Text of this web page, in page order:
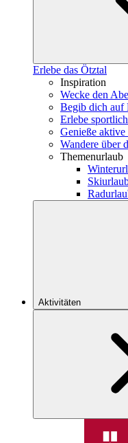
Erlebe das Ötztal
Inspiration
Wecke den
Begib dich auf
Erlebe
Genieße
Wandere über
Themenurlaub
Aktivitäten